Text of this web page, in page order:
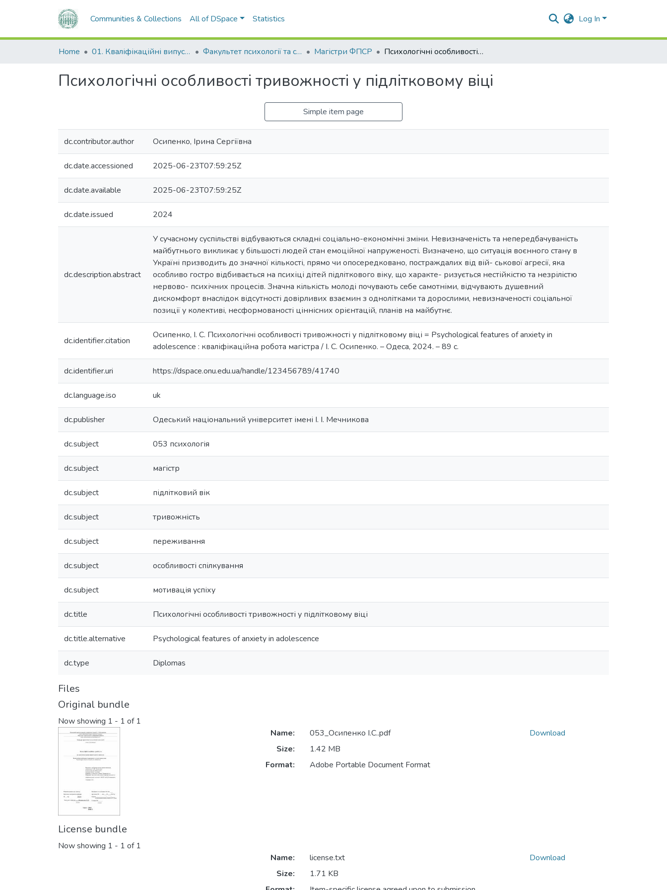
Communities & Collections All of DSpace Statistics Log In
Home 01. Кваліфікаційні випускні роботи здобувачів вищої освіти Факультет психології та соціальної роботи Магістри ФПСР Психологічні особливості тривожності у підлітковому віці
Психологічні особливості тривожності у підлітковому віці
Simple item page
dc.contributor.author Осипенко, Ірина Сергіївна
dc.date.accessioned 2025-06-23T07:59:25Z
dc.date.available 2025-06-23T07:59:25Z
dc.date.issued 2024
dc.description.abstract
У сучасному суспільстві відбуваються складні соціально-економічні зміни. Невизначеність та непередбачуваність
майбутнього викликає у більшості людей стан емоційної напруженості. Визначено, що ситуація воєнного стану в
Україні призводить до значної кількості, прямо чи опосередковано, постраждалих від вій- ськової агресії, яка
особливо гостро відбивається на психіці дітей підліткового віку, що характе- ризується нестійкістю та незрілістю
нервово- психічних процесів. Значна кількість молоді почувають себе самотніми, відчувають душевний
дискомфорт внаслідок відсутності довірливих взаємин з однолітками та дорослими, невизначеності соціальної
позиції у колективі, несформованості ціннісних орієнтацій, планів на майбутнє.
dc.identifier.citation
Осипенко, І. С. Психологічні особливості тривожності у підлітковому віці = Psychological features of anxiety in
adolescence : кваліфікаційна робота магістра / І. С. Осипенко. – Одеса, 2024. – 89 с.
dc.identifier.uri https://dspace.onu.edu.ua/handle/123456789/41740
dc.language.iso uk
dc.publisher Одеський національний університет імені І. І. Мечникова
dc.subject 053 психологія
dc.subject магістр
dc.subject підлітковий вік
dc.subject тривожність
dc.subject переживання
dc.subject особливості спілкування
dc.subject мотивація успіху
dc.title Психологічні особливості тривожності у підлітковому віці
dc.title.alternative Psychological features of anxiety in adolescence
dc.type Diplomas
Files
Original bundle
Now showing 1 - 1 of 1
Name:
053_Осипенко І.С..pdf
Size:
1.42 MB
Format:
Adobe Portable Document Format
Download
License bundle
Now showing 1 - 1 of 1
Name:
license.txt
Size:
1.71 KB
Download